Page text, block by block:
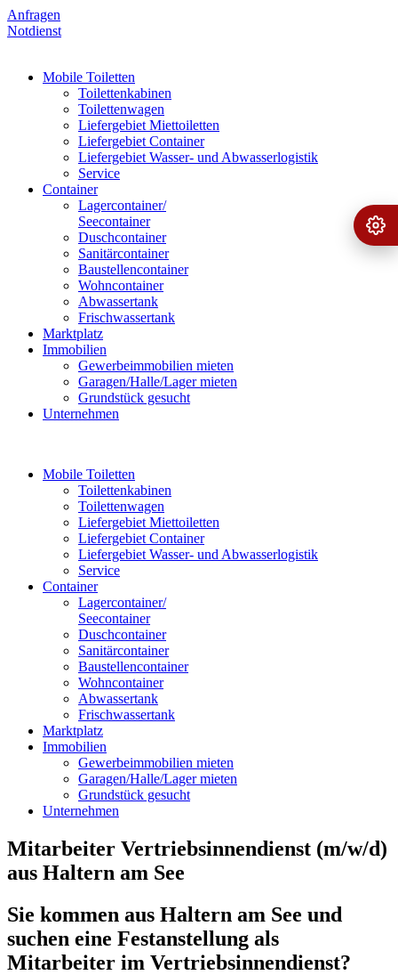
Anfragen
Notdienst
Mobile Toiletten
Toilettenkabinen
Toilettenwagen
Liefergebiet Miettoiletten
Liefergebiet Container
Liefergebiet Wasser- und Abwasserlogistik
Service
Container
Lagercontainer/
Seecontainer
Duschcontainer
Sanitärcontainer
Baustellencontainer
Wohncontainer
Abwassertank
Frischwassertank
Marktplatz
Immobilien
Gewerbeimmobilien mieten
Garagen/Halle/Lager mieten
Grundstück gesucht
Unternehmen
Mobile Toiletten
Toilettenkabinen
Toilettenwagen
Liefergebiet Miettoiletten
Liefergebiet Container
Liefergebiet Wasser- und Abwasserlogistik
Service
Container
Lagercontainer/
Seecontainer
Duschcontainer
Sanitärcontainer
Baustellencontainer
Wohncontainer
Abwassertank
Frischwassertank
Marktplatz
Immobilien
Gewerbeimmobilien mieten
Garagen/Halle/Lager mieten
Grundstück gesucht
Unternehmen
Mitarbeiter Vertriebsinnendienst (m/w/d)
aus Haltern am See
Sie kommen aus Haltern am See und
suchen eine Festanstellung als
Mitarbeiter im Vertriebsinnendienst?
›